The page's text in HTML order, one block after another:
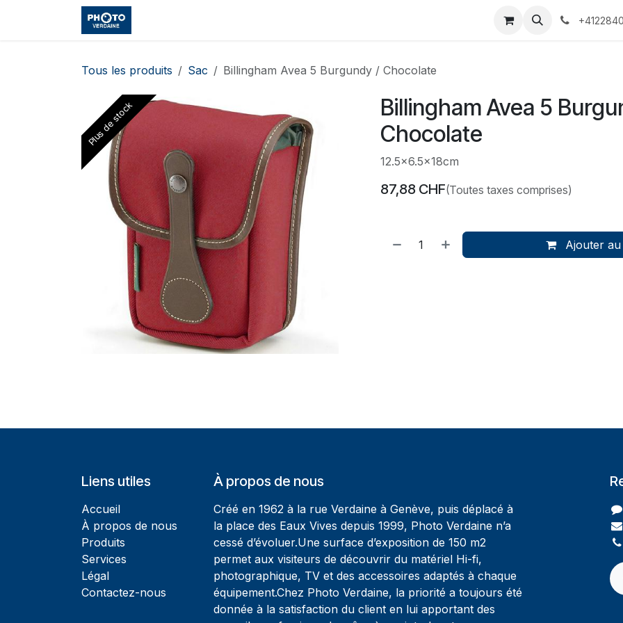
Se rendre au contenu
Événements Services
Tous les produits Sac Billingham Avea 5 Burgundy / Chocolate
Plus de stock
Billingham Avea 5
Chocolate
12.5x6.5x18cm
87,88CHF(Toutes taxes comprises)
Ajouter
Liens utiles
Accueil
À propos de nous
Produits
Services
Légal
Contactez-nous
À propos de nous
Créé en 1962 à la rue Verdaine à Genève, puis déplacé à
la place des Eaux Vives depuis 1999, Photo Verdaine n’a
cessé d’évoluer.Une surface d’exposition de 150 m2
permet aux visiteurs de découvrir du matériel Hi-fi,
photographique, TV et des accessoires adaptés à chaque
équipement.Chez Photo Verdaine, la priorité a toujours été
donnée à la satisfaction du client en lui apportant des